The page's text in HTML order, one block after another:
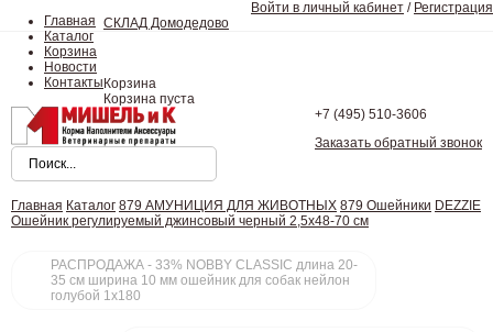
Главная
Каталог
Корзина
Новости
Контакты
Войти в личный кабинет / Регистрация
СКЛАД Домодедово
Корзина
Корзина пуста
+7 (495) 510-3606
Заказать обратный звонок
Главная Каталог 879 АМУНИЦИЯ ДЛЯ ЖИВОТНЫХ 879 Ошейники DEZZIE
Ошейник регулируемый джинсовый черный 2,5x48-70 см
РАСПРОДАЖА - 33% NOBBY CLASSIC длина 20-
35 см ширина 10 мм ошейник для собак нейлон
голубой 1х180